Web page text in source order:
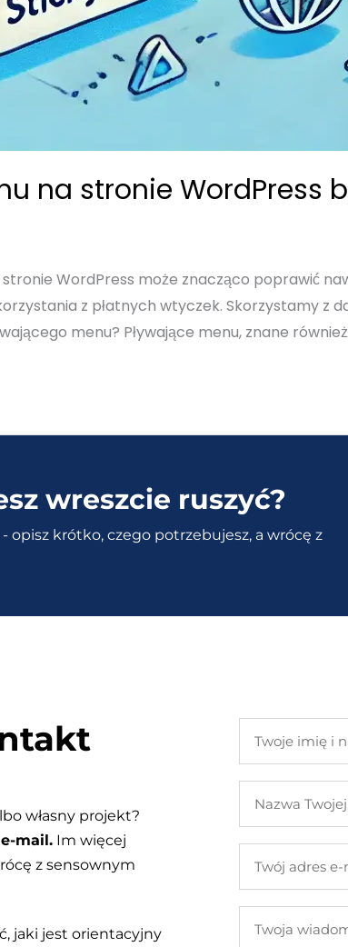
na stronie WordPress
WordPress może znacząco poprawić
z płatnych wtyczek. Skorzystamy z
menu? Pływające menu, znane
wreszcie ruszyć?
opisz krótko, czego potrzebujesz, a wrócę z
własny projekt?
mail. Im więcej
z sensownym
jaki jest orientacyjny
imię
nazwisko
Twojej
adres
mail
wiadomość